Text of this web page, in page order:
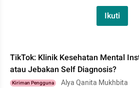
Ikuti
TikTok: Klinik Kesehatan Mental
atau Jebakan Self Diagnosis?
Kiriman Pengguna Alya Qanita Mukhbita